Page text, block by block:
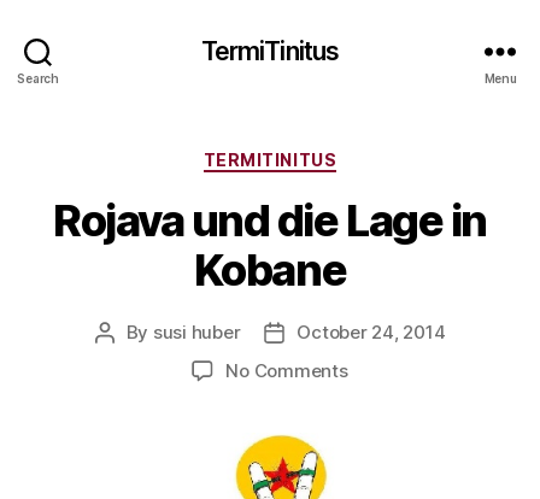
Search
TermiTinitus
Menu
Categories
TERMITINITUS
Rojava und die Lage in
Kobane
Post
By susi huber
PostOctober 24, 2014
No Commentson